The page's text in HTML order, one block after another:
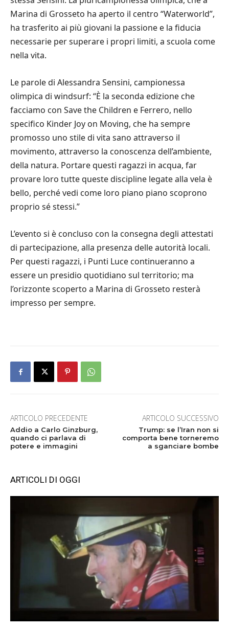
Marina di Grosseto ha aperto il centro “Waterworld”,
ha trasferito ai più giovani la passione e la fiducia
necessarie per superare i propri limiti, a scuola come
nella vita.
Le parole di Alessandra Sensini, campionessa
olimpica di windsurf: “È la seconda edizione che
facciamo con Save the Children e Ferrero, nello
specifico Kinder Joy on Moving, che ha sempre
promosso uno stile di vita sano attraverso il
movimento, attraverso la conoscenza dell’ambiente,
della natura. Portare questi ragazzi in acqua, far
provare loro tutte queste discipline legate alla vela è
bello, perché vedi come loro piano piano scoprono
proprio sé stessi.”
L’evento si è concluso con la consegna degli attestati
di partecipazione, alla presenza delle autorità locali.
Per questi ragazzi, i Punti Luce continueranno a
essere un presidio quotidiano sul territorio; ma
l’orizzonte scoperto a Marina di Grosseto resterà
impresso per sempre.
ARTICOLO PRECEDENTE
Addio a Carlo Ginzburg,
quando ci parlava di
potere e immagini
ARTICOLO SUCCESSIVO
Trump: se l’Iran non si
comporta bene torneremo
a sganciare bombe
ARTICOLI DI OGGI